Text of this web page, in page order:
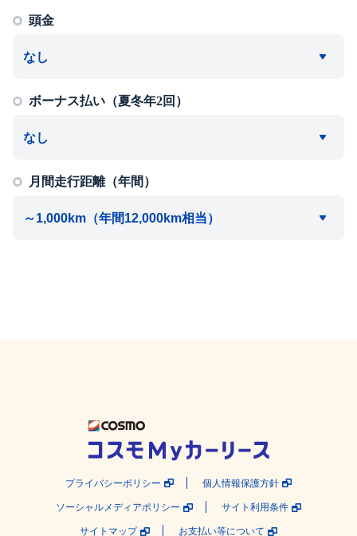
頭金
ボーナス払い（夏冬年2回）
月間走行距離（年間）
プライバシーポリシー 個人情報保護方針
ソーシャルメディアポリシー サイト利用条件
サイトマップ お支払い等について